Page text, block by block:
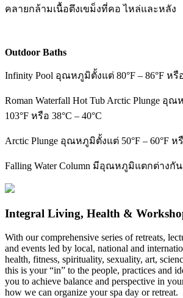
คลายกล้ามเนื้อตึงเขม็งที่คอ ไหล่และหลัง
Outdoor Baths
Infinity Pool อุณหภูมิตั้งแต่ 80°F – 86°F หรือ
Roman Waterfall Hot Tub Arctic Plunge อุ
103°F หรือ 38°C – 40°C
Arctic Plunge อุณหภูมิตั้งแต่ 50°F – 60°F หรื
Falling Water Column มีอุณหภูมิแตกต่างกั
Integral Living, Health &
With our comprehensive series of retreats,
and events led by local, national and
health, fitness, spirituality, sexuality, art,
this is your “in” to the people, practices and
you to achieve balance and perspective in
how we can organize your spa day or retreat.